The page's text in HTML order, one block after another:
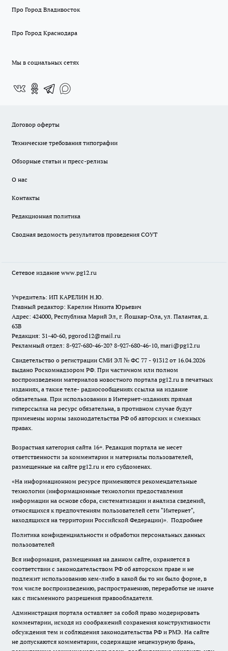
Про Город Владивосток
Про Город Краснодара
Мы в социальных сетях
Договор оферты
Технические требования типографии
Обзорные статьи и пресс-релизы
О нас
Контакты
Редакционная политика
Сводная ведомость результатов проведения СОУТ
Сетевое издание www.pg12.ru
Учредитель: ИП КАРЕЛИН Н.Ю.
Главный редактор: Карелин Никита Юрьевич
Адрес: 424000, Республика Марий Эл, г. Йошкар-Ола, ул. Палантая, д.
63В
Редакция: 31-40-60, pgorod12@mail.ru
Рекламный отдел: 8-927-680-46-20? 8-927-680-46-10, mari@pg12.ru
Свидетельство о регистрации СМИ ЭЛ № ФС 77 - 91312 от 16.04.2026
выдано Роскомнадзором РФ. При частичном или полном
воспроизведении материалов новостного портала pg12.ru в печатных
изданиях, а также теле- радиосообщениях ссылка на издание
обязательна. При использовании в Интернет-изданиях прямая
гиперссылка на ресурс обязательна, в противном случае будут
применены нормы законодательства РФ об авторских и смежных
правах.
Возрастная категория сайта 16+. Редакция портала не несет
ответственности за комментарии и материалы пользователей,
размещенные на сайте pg12.ru и его субдоменах.
«На информационном ресурсе применяются рекомендательные
технологии (информационные технологии предоставления
информации на основе сбора, систематизации и анализа сведений,
относящихся к предпочтениям пользователей сети "Интернет",
находящихся на территории Российской Федерации)». Подробнее
Политика конфиденциальности и обработки персональных данных
пользователей
Вся информация, размещенная на данном сайте, охраняется в
соответствии с законодательством РФ об авторском праве и не
подлежит использованию кем-либо в какой бы то ни было форме, в
том числе воспроизведению, распространению, переработке не иначе
как с письменного разрешения правообладателя.
Администрация портала оставляет за собой право модерировать
комментарии, исходя из соображений сохранения конструктивности
обсуждения тем и соблюдения законодательства РФ и РМЭ. На сайте
не допускаются комментарии, содержащие нецензурную брань,